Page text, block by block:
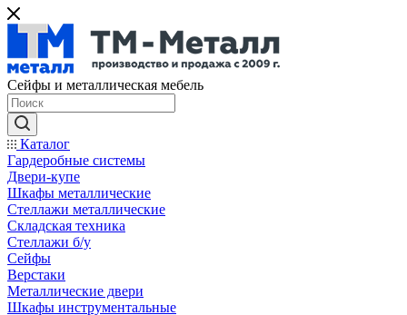
Сейфы и металлическая мебель
Каталог
Гардеробные системы
Двери-купе
Шкафы металлические
Стеллажи металлические
Складская техника
Стеллажи б/у
Сейфы
Верстаки
Металлические двери
Шкафы инструментальные